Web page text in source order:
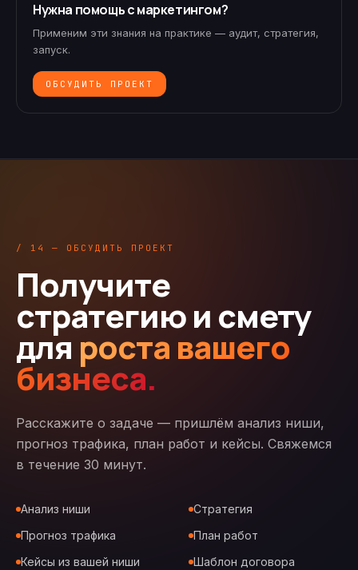
Нужна помощь с маркетингом?
Применим эти знания на практике — аудит, стратегия,
запуск.
ОБСУДИТЬ ПРОЕКТ
/ 14 — ОБСУДИТЬ ПРОЕКТ
Получите
стратегию и смету
для роста вашего
бизнеса.
Расскажите о задаче — пришлём анализ ниши,
прогноз трафика, план работ и кейсы. Свяжемся
в течение 30 минут.
Анализ ниши
Стратегия
Прогноз трафика
План работ
Кейсы из вашей ниши
Шаблон договора